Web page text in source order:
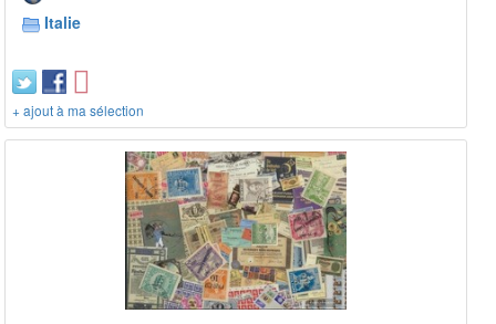
Italie
+ ajout à ma sélection